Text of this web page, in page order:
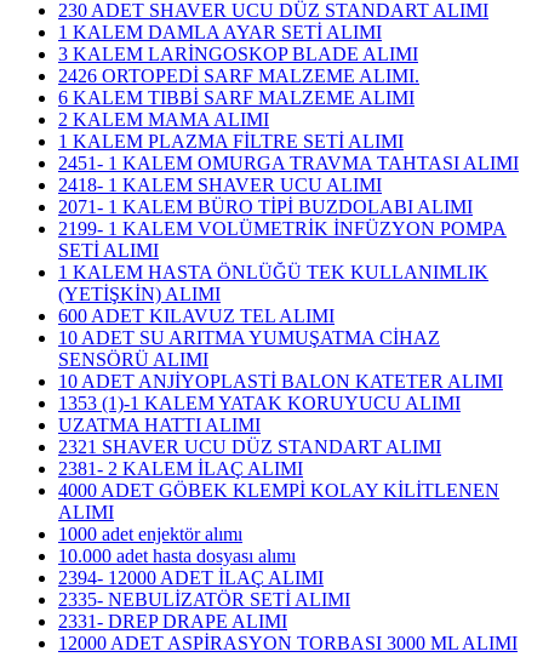
230 ADET SHAVER UCU DÜZ STANDART ALIMI
1 KALEM DAMLA AYAR SETİ ALIMI
3 KALEM LARİNGOSKOP BLADE ALIMI
2426 ORTOPEDİ SARF MALZEME ALIMI.
6 KALEM TIBBİ SARF MALZEME ALIMI
2 KALEM MAMA ALIMI
1 KALEM PLAZMA FİLTRE SETİ ALIMI
2451- 1 KALEM OMURGA TRAVMA TAHTASI ALIMI
2418- 1 KALEM SHAVER UCU ALIMI
2071- 1 KALEM BÜRO TİPİ BUZDOLABI ALIMI
2199- 1 KALEM VOLÜMETRİK İNFÜZYON POMPA
SETİ ALIMI
1 KALEM HASTA ÖNLÜĞÜ TEK KULLANIMLIK
(YETİŞKİN) ALIMI
600 ADET KILAVUZ TEL ALIMI
10 ADET SU ARITMA YUMUŞATMA CİHAZ
SENSÖRÜ ALIMI
10 ADET ANJİYOPLASTİ BALON KATETER ALIMI
1353 (1)-1 KALEM YATAK KORUYUCU ALIMI
UZATMA HATTI ALIMI
2321 SHAVER UCU DÜZ STANDART ALIMI
2381- 2 KALEM İLAÇ ALIMI
4000 ADET GÖBEK KLEMPİ KOLAY KİLİTLENEN
ALIMI
1000 adet enjektör alımı
10.000 adet hasta dosyası alımı
2394- 12000 ADET İLAÇ ALIMI
2335- NEBULİZATÖR SETİ ALIMI
2331- DREP DRAPE ALIMI
12000 ADET ASPİRASYON TORBASI 3000 ML ALIMI